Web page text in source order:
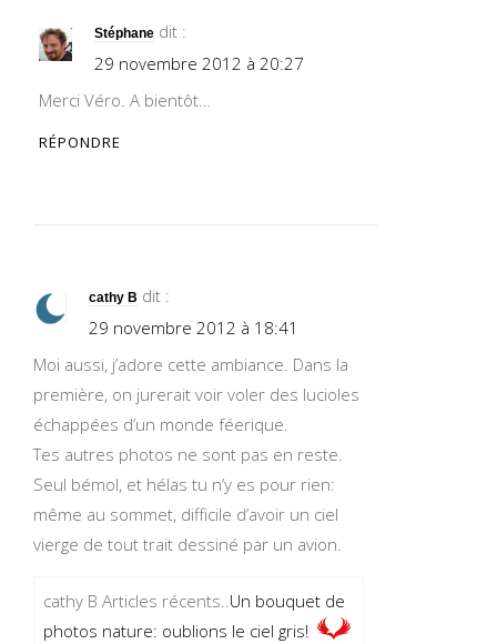
Stéphane dit :
29 novembre 2012 à 20:27
Merci Véro. A bientôt…
RÉPONDRE
cathy B dit :
29 novembre 2012 à 18:41
Moi aussi, j’adore cette ambiance. Dans la
première, on jurerait voir voler des lucioles
échappées d’un monde féerique.
Tes autres photos ne sont pas en reste.
Seul bémol, et hélas tu n’y es pour rien:
même au sommet, difficile d’avoir un ciel
vierge de tout trait dessiné par un avion.
cathy B Articles récents..Un bouquet de
photos nature: oublions le ciel gris!